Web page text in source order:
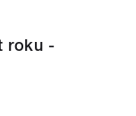
roku -